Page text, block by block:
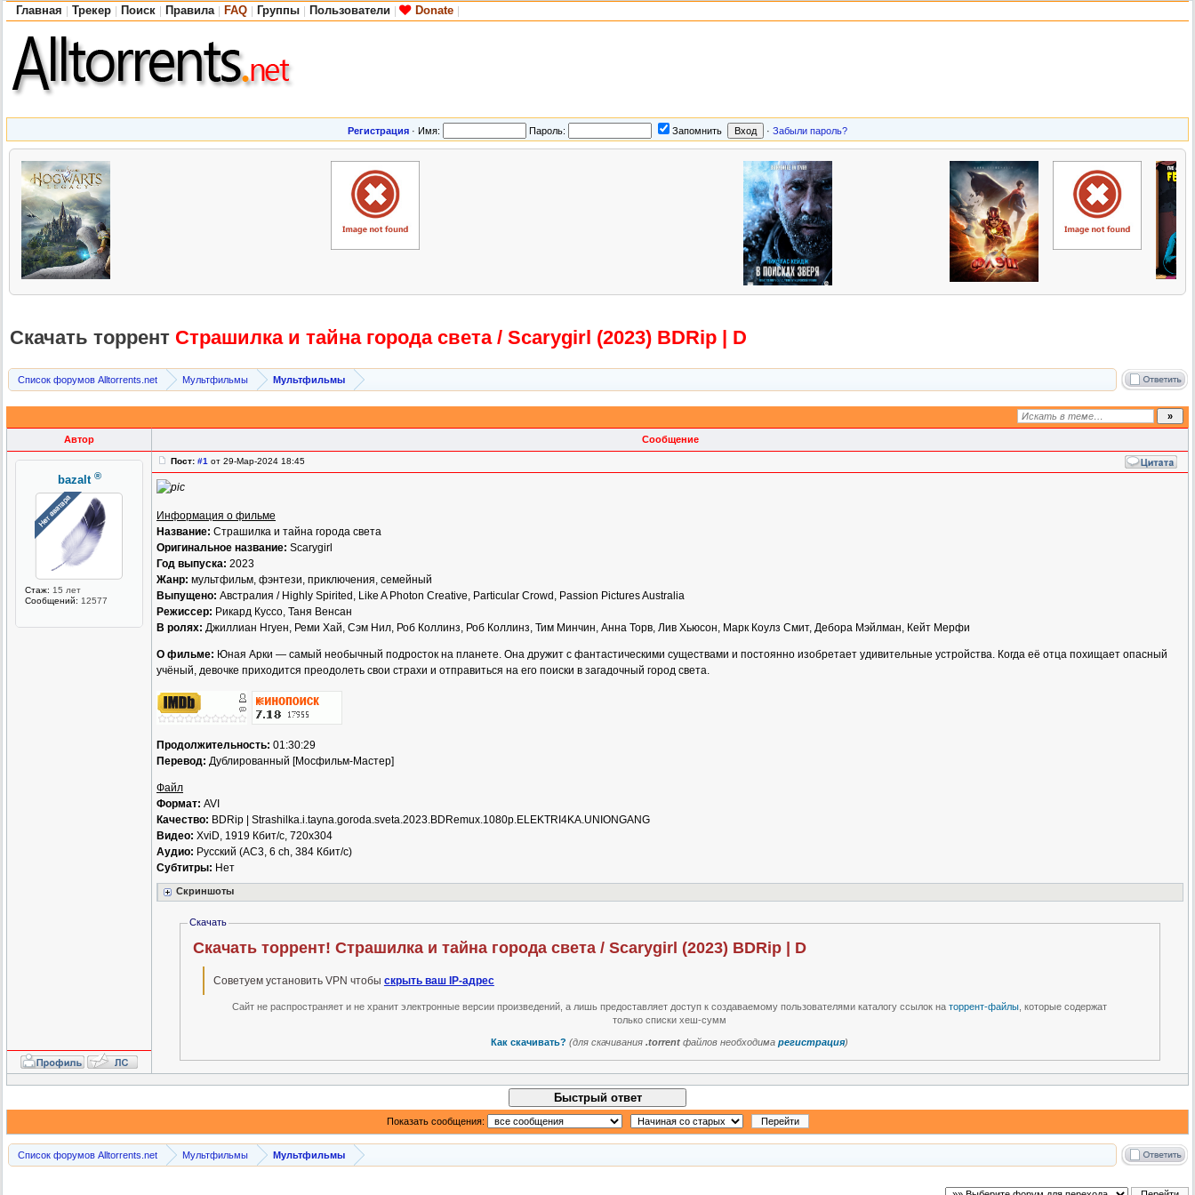
Главная Трекер Поиск Правила FAQ Группы Пользователи Donate
Регистрация · Имя: Пароль: Запомнить · Забыли пароль?
Скачать торрент Страшилка и тайна города света / Scarygirl (2023) BDRip | D
Список форумов Alltorrents.net Мультфильмы Мультфильмы
Автор Сообщение
bazalt ®
Стаж: 15 лет
Сообщений: 12577
Пост: #1 от 29-Мар-2024 18:45
Информация о фильме
Название: Страшилка и тайна города света
Оригинальное название: Scarygirl
Год выпуска: 2023
Жанр: мультфильм, фэнтези, приключения, семейный
Выпущено: Австралия / Highly Spirited, Like A Photon Creative, Particular Crowd, Passion Pictures Australia
Режиссер: Рикард Куссо, Таня Венсан
В ролях: Джиллиан Нгуен, Реми Хай, Сэм Нил, Роб Коллинз, Роб Коллинз, Тим Минчин, Анна Торв, Лив Хьюсон, Марк Коулз Смит, Дебора Мэйлман, Кейт Мерфи
О фильме: Юная Арки — самый необычный подросток на планете. Она дружит с фантастическими существами и постоянно изобретает удивительные устройства. Когда её отца похищает опасный
учёный, девочке приходится преодолеть свои страхи и отправиться на его поиски в загадочный город света.
Продолжительность: 01:30:29
Перевод: Дублированный [Мосфильм-Мастер]
Файл
Формат: AVI
Качество: BDRip | Strashilka.i.tayna.goroda.sveta.2023.BDRemux.1080p.ELEKTRI4KA.UNIONGANG
Видео: XviD, 1919 Кбит/с, 720x304
Аудио: Русский (AC3, 6 ch, 384 Кбит/с)
Субтитры: Нет
Скриншоты
Скачать
Скачать торрент! Страшилка и тайна города света / Scarygirl (2023) BDRip | D
Советуем установить VPN чтобы скрыть ваш IP-адрес
Сайт не распространяет и не хранит электронные версии произведений, а лишь предоставляет доступ к создаваемому пользователями каталогу ссылок наторрент-файлы , которые содержат
только списки хеш-сумм
Как скачивать? (для скачивания.torrent файлов необходимарегистрация)
Быстрый ответ
Показать сообщения:
Список форумов Alltorrents.net Мультфильмы Мультфильмы